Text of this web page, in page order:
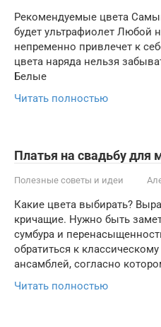
Рекомендуемые цвета
будет ультрафиолет Любой
непременно привлечет к
цвета наряда нельзя
Белые
Читать полностью
Платья на свадьбу для
Полезные советы и идеи
Какие цвета выбирать?
кричащие. Нужно быть
сумбура и
обратиться к
ансамблей, согласно
Читать полностью